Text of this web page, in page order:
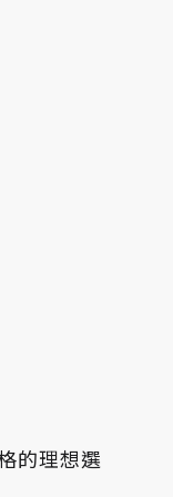
的理想選